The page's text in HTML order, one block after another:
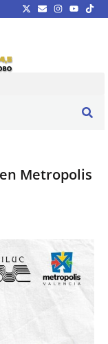
en Metropolis